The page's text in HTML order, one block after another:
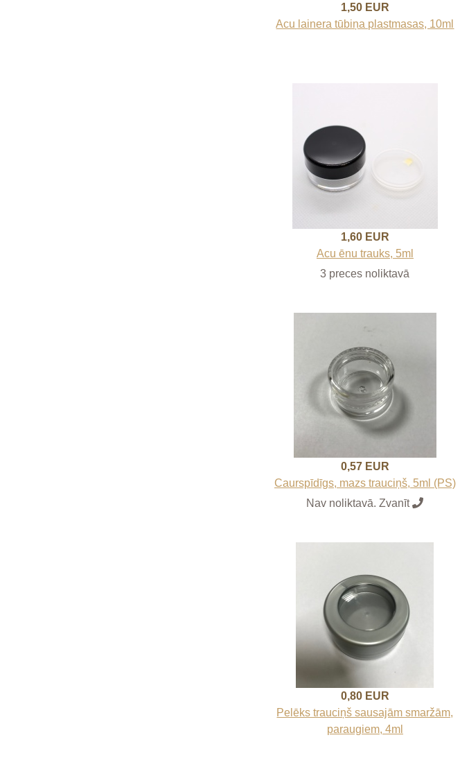
1,50 EUR
Acu lainera tūbiņa plastmasas, 10ml
1,60 EUR
Acu ēnu trauks, 5ml
3 preces noliktavā
0,57 EUR
Caurspīdīgs, mazs trauciņš, 5ml (PS)
Nav noliktavā. Zvanīt
0,80 EUR
Pelēks trauciņš sausajām smaržām,
paraugiem, 4ml